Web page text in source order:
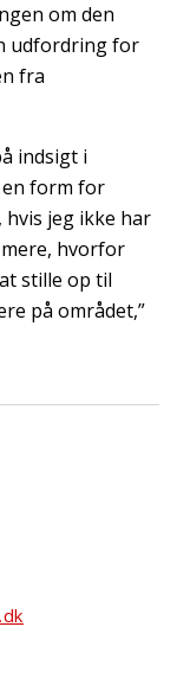
om den
udfordring for
fra
indsigt i
form for
jeg ikke har
hvorfor
stille op til
på området,”